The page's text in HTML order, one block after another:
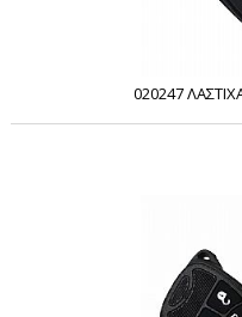
020247